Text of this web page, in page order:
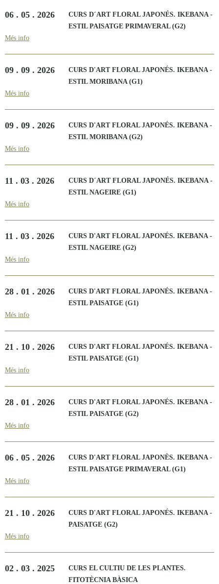
06 . 05 . 2026
CURS D´ART FLORAL JAPONÉS. IKEBANA -
ESTIL PAISATGE PRIMAVERAL (G2)
Més info
09 . 09 . 2026
CURS D'ART FLORAL JAPONÉS. IKEBANA -
ESTIL MORIBANA (G1)
Més info
09 . 09 . 2026
CURS D'ART FLORAL JAPONÉS. IKEBANA -
ESTIL MORIBANA (G2)
Més info
11 . 03 . 2026
CURS D´ART FLORAL JAPONÉS. IKEBANA -
ESTIL NAGEIRE (G1)
Més info
11 . 03 . 2026
CURS D'ART FLORAL JAPONÉS. IKEBANA -
ESTIL NAGEIRE (G2)
Més info
28 . 01 . 2026
CURS D'ART FLORAL JAPONÉS. IKEBANA -
ESTIL PAISATGE (G1)
Més info
21 . 10 . 2026
CURS D'ART FLORAL JAPONÉS. IKEBANA -
ESTIL PAISATGE (G1)
Més info
28 . 01 . 2026
CURS D'ART FLORAL JAPONÉS. IKEBANA -
ESTIL PAISATGE (G2)
Més info
06 . 05 . 2026
CURS D'ART FLORAL JAPONÈS. IKEBANA -
ESTIL PAISATGE PRIMAVERAL (G1)
Més info
21 . 10 . 2026
CURS D'ART FLORAL JAPONÉS. IKEBANA -
PAISATGE (G2)
Més info
02 . 03 . 2025
CURS EL CULTIU DE LES PLANTES.
FITOTÈCNIA BÀSICA